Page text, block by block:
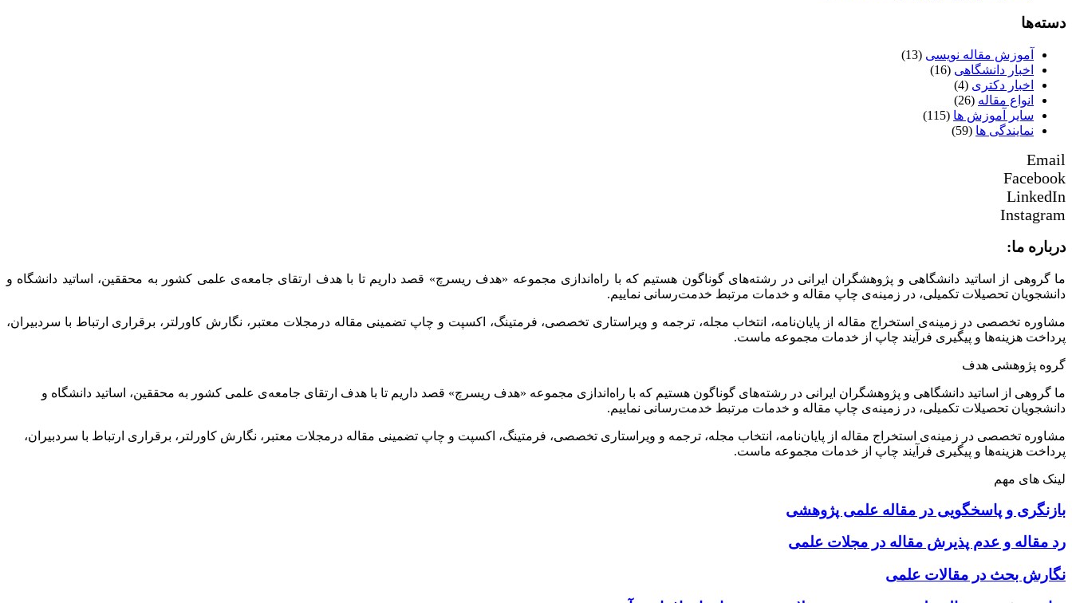
دسته‌ها
آموزش مقاله نویسی (13)
اخبار دانشگاهی (16)
اخبار دکتری (4)
انواع مقاله (26)
سایر آموزش ها (115)
نمایندگی ها (59)
Email
Facebook
LinkedIn
Instagram
درباره ما:
ما گروهی از اساتید دانشگاهی و پژوهشگران ایرانی در رشته‌های گوناگون هستیم که با راه‌اندازی مجموعه «هدف ریسرچ» قصد داریم تا با هدف ارتقای جامعه‌ی علمی کشور به محققین، اساتید دانشگاه و
دانشجویان تحصیلات تکمیلی، در زمینه‌ی چاپ مقاله و خدمات مرتبط خدمت‌رسانی نماییم.
مشاوره تخصصی در زمینه‌ی استخراج مقاله از پایان‌نامه، انتخاب مجله، ترجمه و ویراستاری تخصصی، فرمتینگ، اکسپت و چاپ تضمینی مقاله درمجلات معتبر، نگارش کاورلتر، برقراری ارتباط با سردبیران،
پرداخت هزینه‌ها و پیگیری فرآیند چاپ از خدمات مجموعه ماست.
گروه پژوهشی هدف
ما گروهی از اساتید دانشگاهی و پژوهشگران ایرانی در رشته‌های گوناگون هستیم که با راه‌اندازی مجموعه «هدف ریسرچ» قصد داریم تا با هدف ارتقای جامعه‌ی علمی کشور به محققین، اساتید دانشگاه و
دانشجویان تحصیلات تکمیلی، در زمینه‌ی چاپ مقاله و خدمات مرتبط خدمت‌رسانی نماییم.
مشاوره تخصصی در زمینه‌ی استخراج مقاله از پایان‌نامه، انتخاب مجله، ترجمه و ویراستاری تخصصی، فرمتینگ، اکسپت و چاپ تضمینی مقاله درمجلات معتبر، نگارش کاورلتر، برقراری ارتباط با سردبیران،
پرداخت هزینه‌ها و پیگیری فرآیند چاپ از خدمات مجموعه ماست.
لینک های مهم
بازنگری و پاسخگویی در مقاله علمی پژوهشی
رد مقاله و عدم پذیرش مقاله در مجلات علمی
نگارش بحث در مقالات علمی